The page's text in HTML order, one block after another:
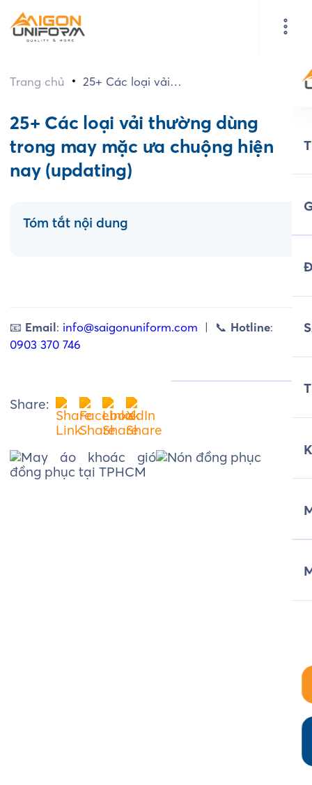
Trang chủ • 25+ Các loại vải
may mặc ưa
chuộng hiện nay
(updating)
25+ Các loại vải thường dùng
trong may mặc ưa chuộng hiện
nay (updating)
Tóm tắt nội dung
📧 Email: info@saigonuniform.com | 📞 Hotline:
0903 370 746
Share: